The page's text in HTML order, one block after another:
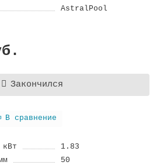
AstralPool
Закончился
В сравнение
кВт
1.83
50